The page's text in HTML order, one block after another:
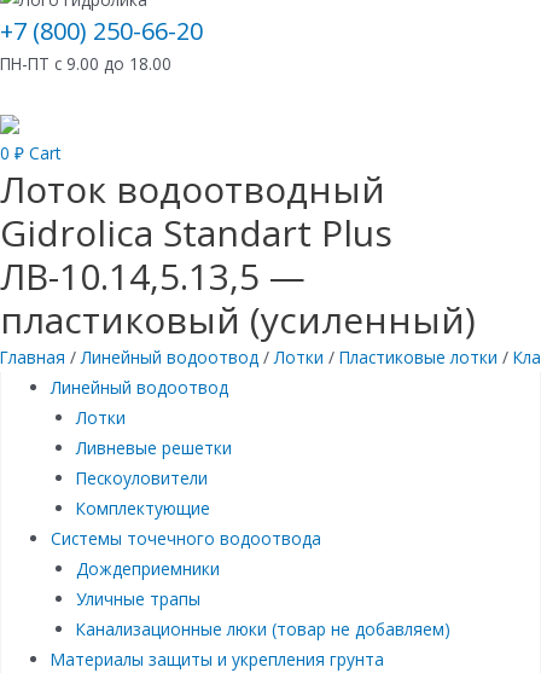
+7 (800) 250-66-20
ПН-ПТ с 9.00 до 18.00
0 ₽ Cart
Лоток водоотводный
Gidrolica Standart Plus
ЛВ-10.14,5.13,5 —
пластиковый (усиленный)
Главная /Линейный водоотвод /Лотки / Пластиковые лотки /
Линейный водоотвод
Лотки
Ливневые решетки
Пескоуловители
Комплектующие
Системы точечного водоотвода
Дождеприемники
Уличные трапы
Канализационные люки (товар не добавляем)
Материалы защиты и укрепления грунта